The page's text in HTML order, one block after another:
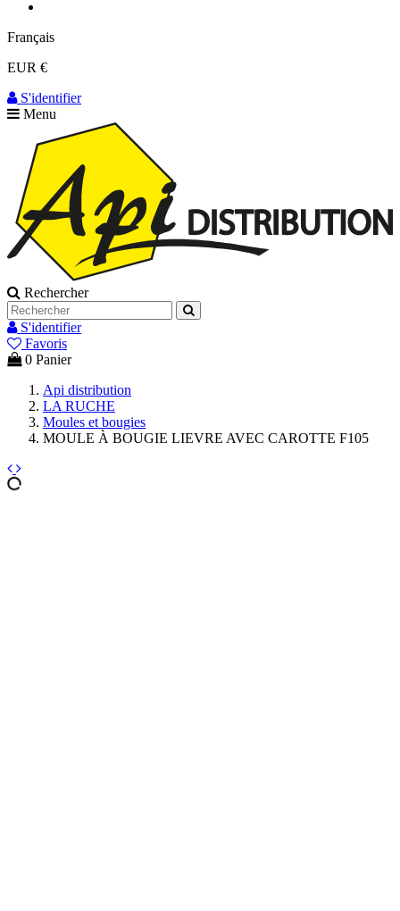
Français
EUR €
S'identifier
Menu
Rechercher
S'identifier
Favoris
0 Panier
Api distribution
LA RUCHE
Moules et bougies
MOULE À BOUGIE LIEVRE AVEC CAROTTE F105